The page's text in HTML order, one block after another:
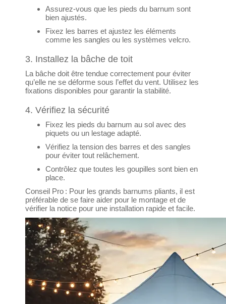
Assurez-vous que les pieds du barnum sont
bien ajustés.
Fixez les barres et ajustez les éléments
comme les sangles ou les systèmes velcro.
3. Installez la bâche de toit
La bâche doit être tendue correctement pour éviter
qu’elle ne se déforme sous l’effet du vent. Utilisez les
fixations disponibles pour garantir la stabilité.
4. Vérifiez la sécurité
Fixez les pieds du barnum au sol avec des
piquets ou un lestage adapté.
Vérifiez la tension des barres et des sangles
pour éviter tout relâchement.
Contrôlez que toutes les goupilles sont bien en
place.
Conseil Pro : Pour les grands barnums pliants, il est
préférable de se faire aider pour le montage et de
vérifier la notice pour une installation rapide et facile.